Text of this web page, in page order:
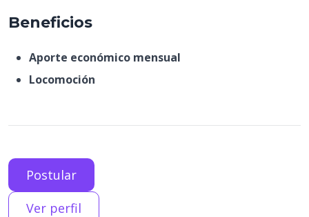
Beneficios
Aporte económico mensual
Locomoción
Postular
Ver perfil